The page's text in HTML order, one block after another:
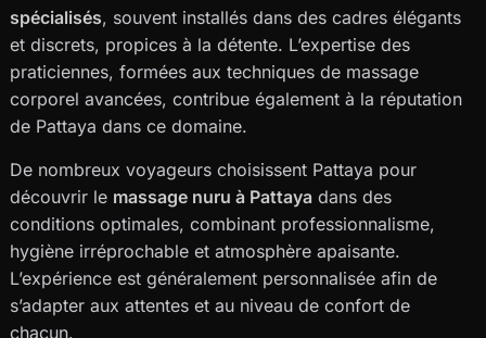
spécialisés, souvent installés dans des cadres élégants
et discrets, propices à la détente. L’expertise des
praticiennes, formées aux techniques de massage
corporel avancées, contribue également à la réputation
de Pattaya dans ce domaine.
De nombreux voyageurs choisissent Pattaya pour
découvrir le massage nuru à Pattaya dans des
conditions optimales, combinant professionnalisme,
hygiène irréprochable et atmosphère apaisante.
L’expérience est généralement personnalisée afin de
s’adapter aux attentes et au niveau de confort de
chacun.